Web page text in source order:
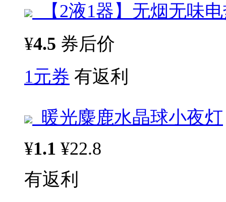
【2液1器】无烟无味
¥4.5 券后价
1元券 有返利
暖光麋鹿水晶球小夜灯
¥1.1 ¥22.8
有返利